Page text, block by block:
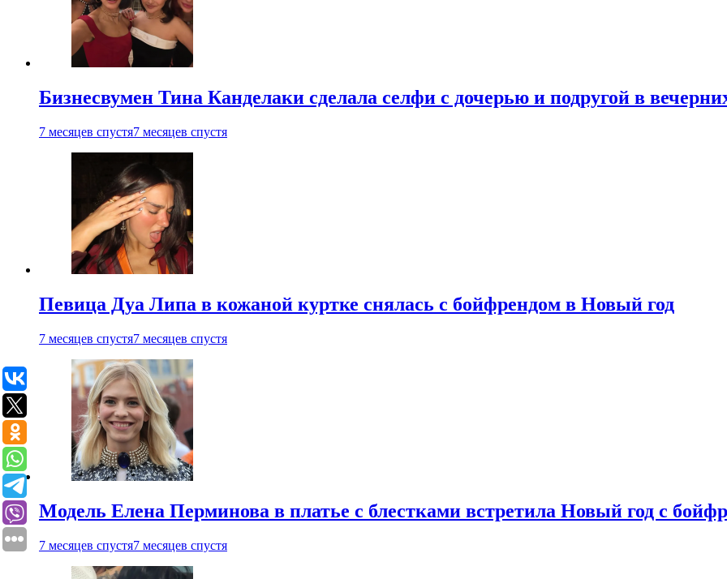
Бизнесвумен Тина Канделаки сделала селфи с дочерью и подругой в
7 месяцев спустя7 месяцев спустя
Певица Дуа Липа в кожаной куртке снялась с бойфрендом в Новый год
7 месяцев спустя7 месяцев спустя
Модель Елена Перминова в платье с блестками встретила Новый год с
7 месяцев спустя7 месяцев спустя